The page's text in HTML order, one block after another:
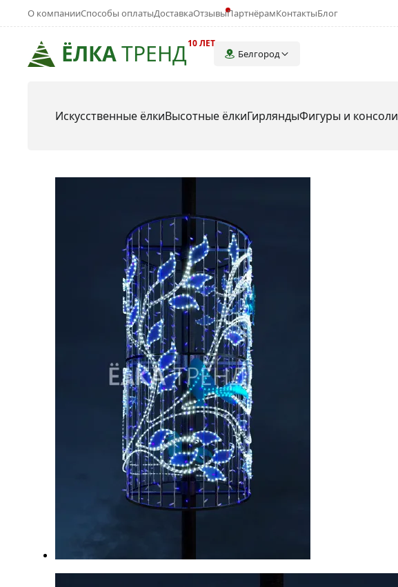
ЁЛКАТРЕНД10 ЛЕТ
Белгород
О компанииСпособы оплатыДоставкаОтзывыПартнёрамКонтактыБлог
Искусственные ёлкиВысотные ёлкиГирляндыФигуры и консоли